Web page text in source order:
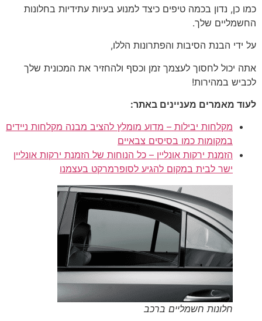
כמו כן, נדון בכמה טיפים כיצד למנוע בעיות עתידיות בחלונות
החשמליים שלך.
על ידי הבנת הסיבות והפתרונות הללו,
אתה יכול לחסוך לעצמך זמן וכסף ולהחזיר את המכונית שלך
לכביש במהירות!
לעוד מאמרים מעניינים באתר:
מקלחות יבילות – מדוע מומלץ להציב מבנה מקלחות ניידים
במקומות כמו בסיסים צבאיים
הזמנת ירקות אונליין – כל הנוחות של הזמנת ירקות אונליין
ישר לבית במקום להגיע לסופרמרקט בעצמנו
חלונות חשמליים ברכב